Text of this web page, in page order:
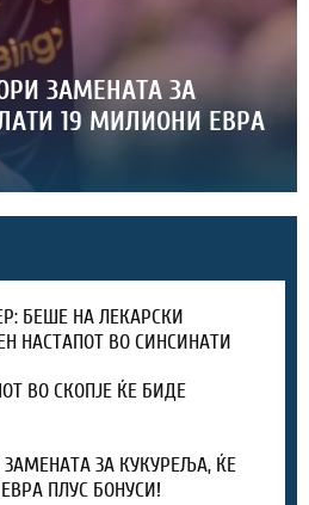
ЗАМЕНАТА ЗА
19 МИЛИОНИ ЕВРА
БЕШЕ НА ЛЕКАРСКИ
НАСТАПОТ ВО СИНСИНАТИ
ВО СКОПЈЕ ЌЕ БИДЕ
ЗА КУКУРЕЉА, ЌЕ
ПЛУС БОНУСИ!